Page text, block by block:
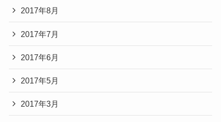
2017年8月
2017年7月
2017年6月
2017年5月
2017年3月